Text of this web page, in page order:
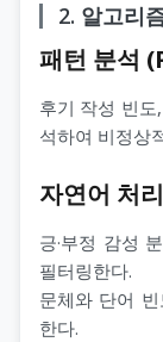
2. 알고리
패턴 분석
후기 작성 빈
석하여 비정상
자연어 처
긍·부정 감성
필터링한다.
문체와 단어
한다.